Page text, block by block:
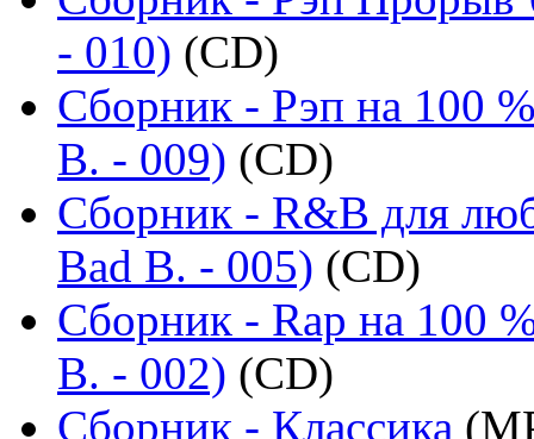
- 010) (CD)
Сборник - Рэп на 100
B. - 009) (CD)
Сборник - R&B для
Bad B. - 005) (CD)
Сборник - Rap на 100
B. - 002) (CD)
Сборник - Классика